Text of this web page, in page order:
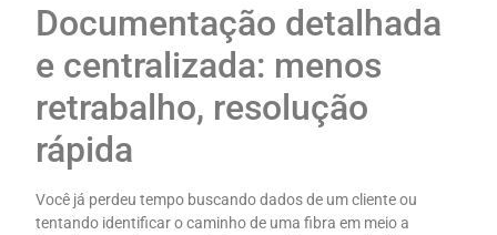
Documentação detalhada
e centralizada: menos
retrabalho, resolução
rápida
Você já perdeu tempo buscando dados de um cliente ou
tentando identificar o caminho de uma fibra em meio a